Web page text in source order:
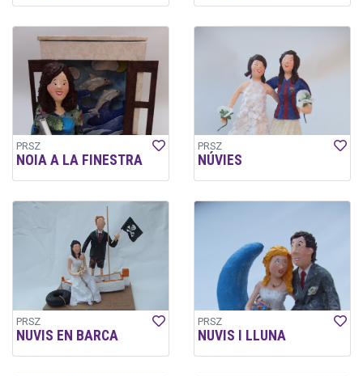
PRSZ
NOIA A LA FINESTRA
PRSZ
NÚVIES
PRSZ
NUVIS EN BARCA
PRSZ
NUVIS I LLUNA